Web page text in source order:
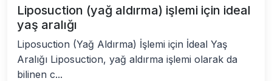
Liposuction (yağ aldırma) işlemi için ideal
yaş aralığı
Liposuction (Yağ Aldırma) İşlemi için İdeal Yaş
Aralığı Liposuction, yağ aldırma işlemi olarak da
bilinen c...